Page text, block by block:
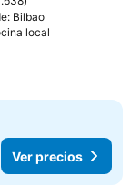
Bilbao
local
Ver precios